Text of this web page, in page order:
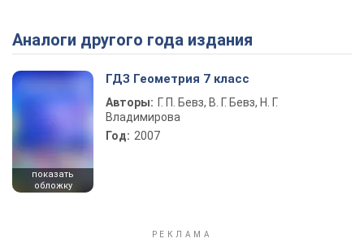
Play Video
Аналоги другого года издания
показать
обложку
ГДЗ Геометрия 7 класс
Авторы: Г. П. Бевз, В. Г. Бевз, Н. Г.
Владимирова
Год: 2007